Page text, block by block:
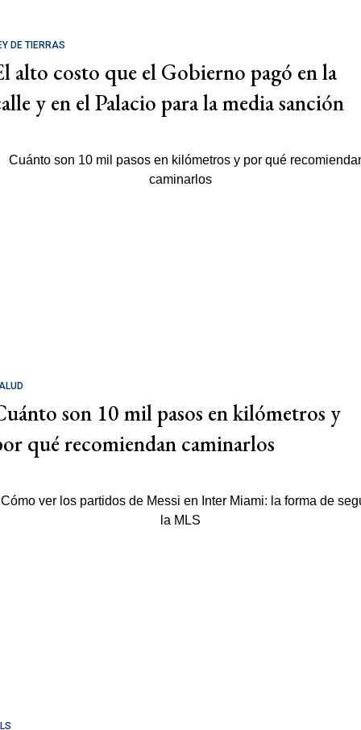
DE TIERRAS
alto costo que el Gobierno pagó en la
y en el Palacio para la media sanción
son 10 mil pasos en kilómetros y
qué recomiendan caminarlos